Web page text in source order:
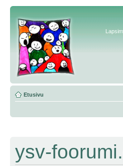
Etusivu
ysv-